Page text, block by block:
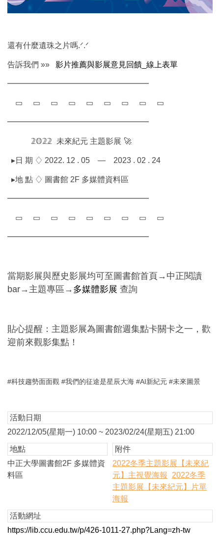
還有什麼遺珠之片嗎.ᐟ.ᐟ
告訴我們 »» 影片推薦與影展意見回饋_線上表單
━━━━━━━━━━━━━━━━━━
▭ ▭ ▭ ▭ ▭ ▭ ▭ ▭ ▭
━━━━━━━━━━━━━━━━━━
𝟚𝕆𝟚𝟚 未來紀元 主題影展 🚀
▸日 期 ♢ 2022. 12 . 05 — 2023 . 02 . 24
▸地 點 ♢ 圖書館 2F 多媒體資料區
━━━━━━━━━━━━━━━━━━
▭ ▭ ▭ ▭ ▭ ▭ ▭ ▭ ▭
━━━━━━━━━━━━━━━━━━
當期影展與歷史影展均可至圖書館首頁→中正閱讀
bar→主題專區→ 多媒體影展 查詢
貼心提醒：主題影展為圖書館週集點卡關卡之一，歡
迎前來觀影集點！
#科技趨勢面面觀 #我們的征途是星辰大海 #AI新紀元 #未來圖景
活動日期
2022/12/05(星期一) 10:00 ~ 2023/02/24(星期五) 21:00
地點
中正大學圖書館2F 多媒體資
料區
附件
2022冬季主題影展【未來紀
元】主視覺海報
2022冬季
主題影展【未來紀元】片單
海報
活動網址
https://lib.ccu.edu.tw/p/426-1011-27.php?Lang=zh-tw